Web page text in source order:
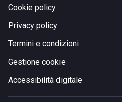
Cookie policy
Privacy policy
Termini e condizioni
Gestione cookie
Accessibilità digitale